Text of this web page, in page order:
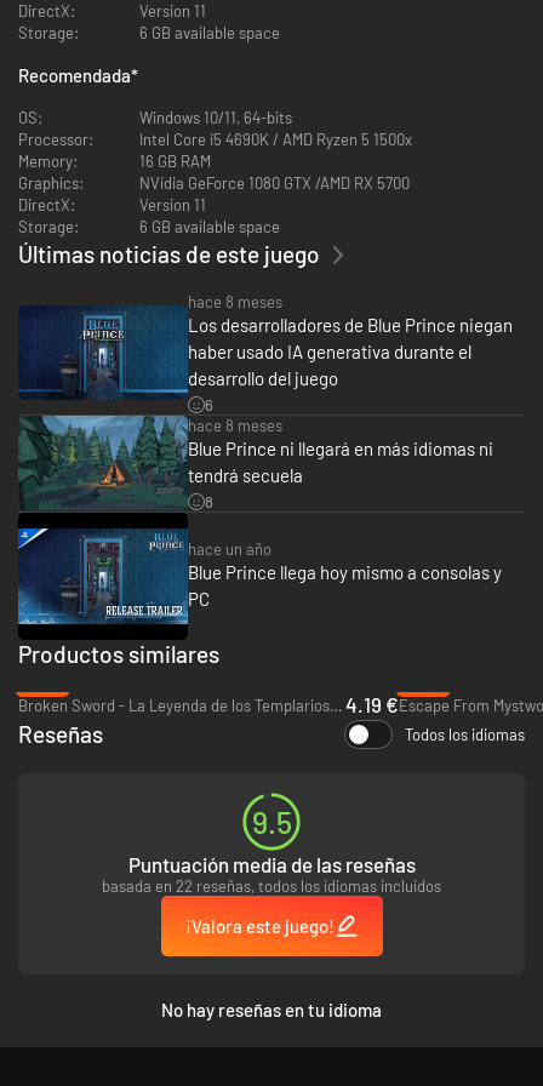
no significa que vaya ser un camino de rosas, ya que, al amanecer, la casa
cambia por completo y lo perderás todo salvo las mejoras permanentes
como para encontrarlo, claro.
Al heredar Monte Holly, también se te ha encomendado la misión de
explorar sus mutables paredes en busca de la habitación 46. Pero, a
medida que te adentres en la mansión, irás descubriendo que bajo la
superficie hay mucho más que una habitación oculta. Investiga un pasado
desaparición de una escritora de libros infantiles de la zona. Sigue
profundizando y verás que el pasado está más cerca de lo que parecía.
DirectX:
Version 11
Storage:
6 GB available space
Recomendada*
OS:
Windows 10/11, 64-bits
Processor:
Intel Core i5 4690K / AMD Ryzen 5 1500x
Memory:
16 GB RAM
Graphics:
NVidia GeForce 1080 GTX /AMD RX 5700
DirectX:
Version 11
Storage:
6 GB available space
Últimas noticias de este juego
hace 8 meses
Los desarrolladores de Blue Prince niegan
haber usado IA generativa durante el
desarrollo del juego
6
hace 8 meses
Blue Prince ni llegará en más idiomas ni
tendrá secuela
8
hace un año
Blue Prince llega hoy mismo a consolas y
PC
Productos similares
Broken Sword - La Leyenda de los Templarios: Reforged - PC & Mac (Steam) 4.19 €Escape From
Reseñas Todos los idiomas
9.5
Puntuación media de las reseñas
basada en 22 reseñas, todos los idiomas incluidos
¡Valora este juego!
No hay reseñas en tu idioma